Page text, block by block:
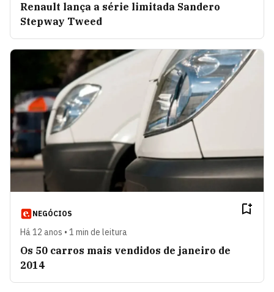
Renault lança a série limitada Sandero
Stepway Tweed
NEGÓCIOS
Há 12 anos • 1 min de leitura
Os 50 carros mais vendidos de janeiro de
2014